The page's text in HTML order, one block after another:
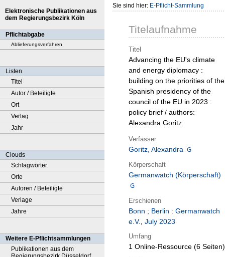
Elektronische Publikationen aus
dem Regierungsbezirk Köln
Pflichtabgabe
Ablieferungsverfahren
Listen
Titel
Autor / Beteiligte
Ort
Verlag
Jahr
Clouds
Schlagwörter
Orte
Autoren / Beteiligte
Verlage
Jahre
Weitere E-Pflichtsammlungen
Publikationen aus dem
Sie sind hier: E-Pflicht-Sammlung
Titelaufnahme
Titel
Advancing the EU's climate
and energy diplomacy :
building on the priorities of the
Spanish presidency of the
council of the EU in 2023 :
policy brief / authors:
Alexandra Goritz
Verfasser
Goritz, Alexandra
Körperschaft
Germanwatch (Körperschaft)
Erschienen
Bonn ; Berlin : Germanwatch
e.V., July 2023
Umfang
1 Online-Ressource (6 Seiten)